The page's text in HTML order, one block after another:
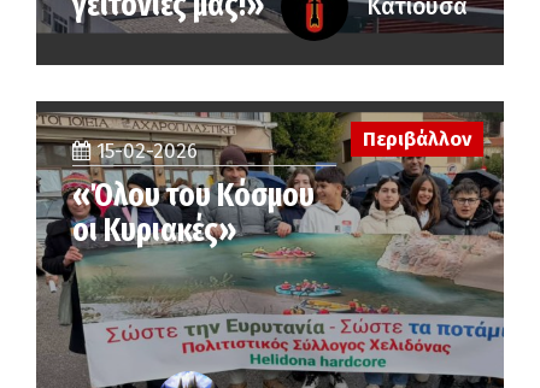
Κατιούσα
15-02-2026
«Όλου του Κόσμου
οι Κυριακές»
Περιβάλλον